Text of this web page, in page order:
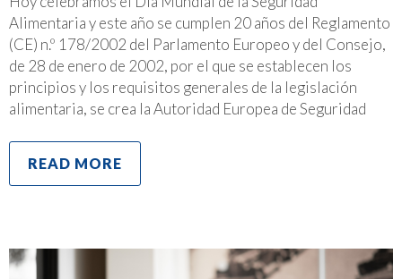
Alimentaria y este año se cumplen 20 años del Reglamento
(CE) n.º 178/2002 del Parlamento Europeo y del Consejo,
de 28 de enero de 2002, por el que se establecen los
principios y los requisitos generales de la legislación
alimentaria, se crea la Autoridad Europea de Seguridad
READ MORE